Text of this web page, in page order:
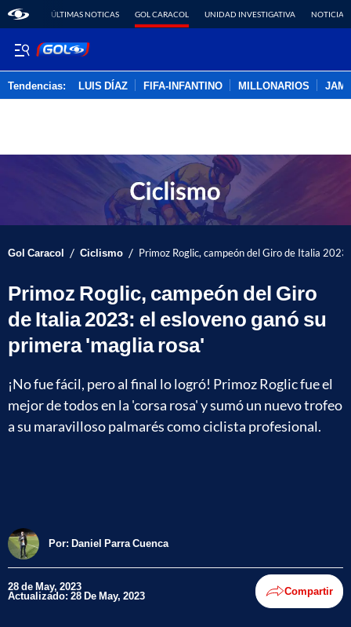
ÚLTIMAS NOTICAS GOL CARACOL UNIDAD INVESTIGATIVA NOTICIAS
Tendencias: LUIS DÍAZ FIFA-INFANTINO MILLONARIOS
Gol Caracol / Ciclismo / Primoz Roglic, campeón del Giro de Italia
Primoz Roglic, campeón del Giro
de Italia 2023: el esloveno ganó su
primera 'maglia rosa'
¡No fue fácil, pero al final lo logró! Primoz Roglic fue el
mejor de todos en la 'corsa rosa' y sumó un nuevo trofeo
a su maravilloso palmarés como ciclista profesional.
Por: Daniel Parra Cuenca
28 de May, 2023
Actualizado: 28 De May, 2023 Compartir